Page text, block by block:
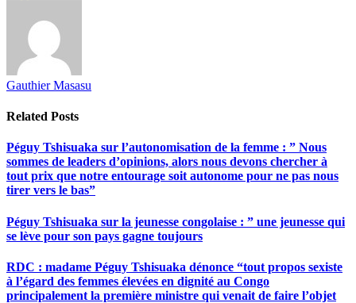
Gauthier Masasu
Related Posts
Péguy Tshisuaka sur l’autonomisation de la femme : ” Nous
sommes de leaders d’opinions, alors nous devons chercher à
tout prix que notre entourage soit autonome pour ne pas nous
tirer vers le bas”
Péguy Tshisuaka sur la jeunesse congolaise : ” une jeunesse qui
se lève pour son pays gagne toujours
RDC : madame Péguy Tshisuaka dénonce “tout propos sexiste
à l’égard des femmes élevées en dignité au Congo
principalement la première ministre qui venait de faire l’objet